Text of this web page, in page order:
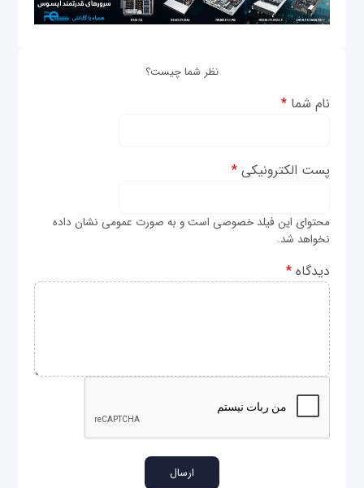
نظر شما چیست؟
نام شما*
پست الکترونیکی*
محتوای این فیلد خصوصی است و به صورت عمومی نشان داده
نخواهد شد.
دیدگاه*